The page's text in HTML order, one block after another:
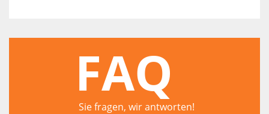
FAQ
Sie fragen, wir antworten!